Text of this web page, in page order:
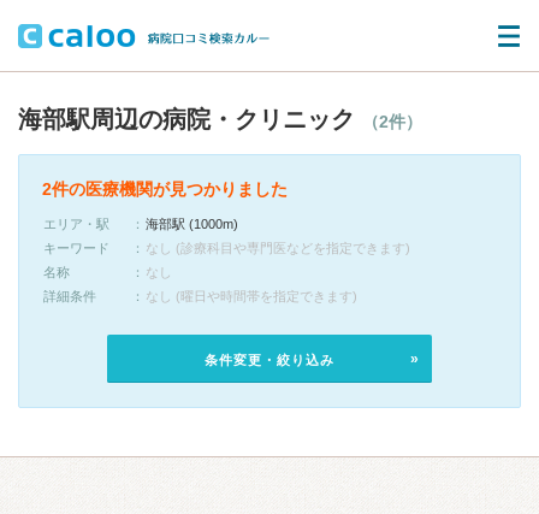
海部駅周辺の病院・クリニック （2件）
2件の医療機関が見つかりました
エリア・駅
海部駅 (1000m)
キーワード
なし (診療科目や専門医などを指定できます)
名称
なし
詳細条件
なし (曜日や時間帯を指定できます)
条件変更・絞り込み